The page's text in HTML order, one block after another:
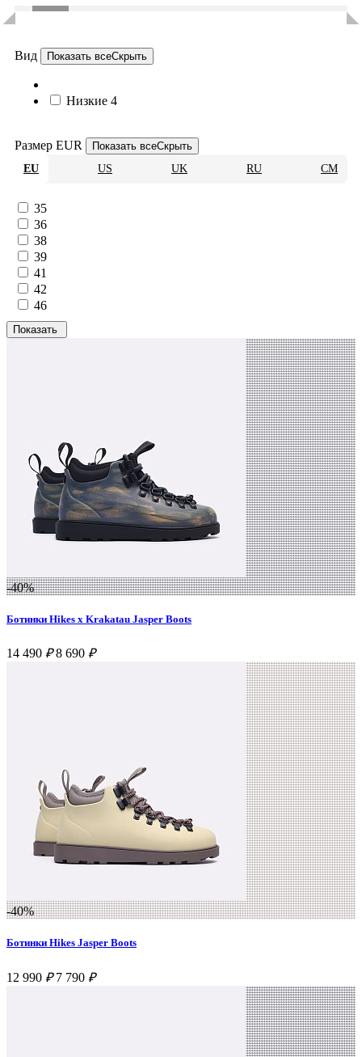
Вид Показать всеСкрыть
Низкие 4
Размер EUR Показать всеСкрыть
EU
US UK RU CM
35
36
38
39
41
42
46
-40%
Ботинки Hikes x Krakatau Jasper Boots
14 490 ₽ 8 690 ₽
-40%
Ботинки Hikes Jasper Boots
12 990 ₽ 7 790 ₽